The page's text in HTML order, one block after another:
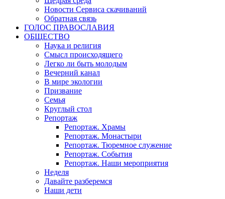
Новости Сервиса скачиваний
Обратная связь
ГОЛОС ПРАВОСЛАВИЯ
ОБЩЕСТВО
Наука и религия
Смысл происходящего
Легко ли быть молодым
Вечерний канал
В мире экологии
Призвание
Семья
Круглый стол
Репортаж
Репортаж. Храмы
Репортаж. Монастыри
Репортаж. Тюремное служение
Репортаж. События
Репортаж. Наши мероприятия
Неделя
Давайте разберемся
Наши дети